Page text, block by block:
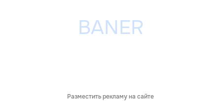
Разместить рекламу на сайте